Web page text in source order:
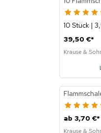
10 Stück |
39,50 €*
Krause &
ab 3,70 €*
Krause &